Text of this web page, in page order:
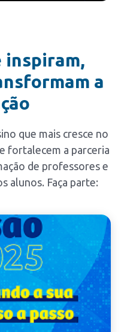
inspiram,
a
que mais cresce no
fortalecem a parceria
de professores e
alunos. Faça parte: